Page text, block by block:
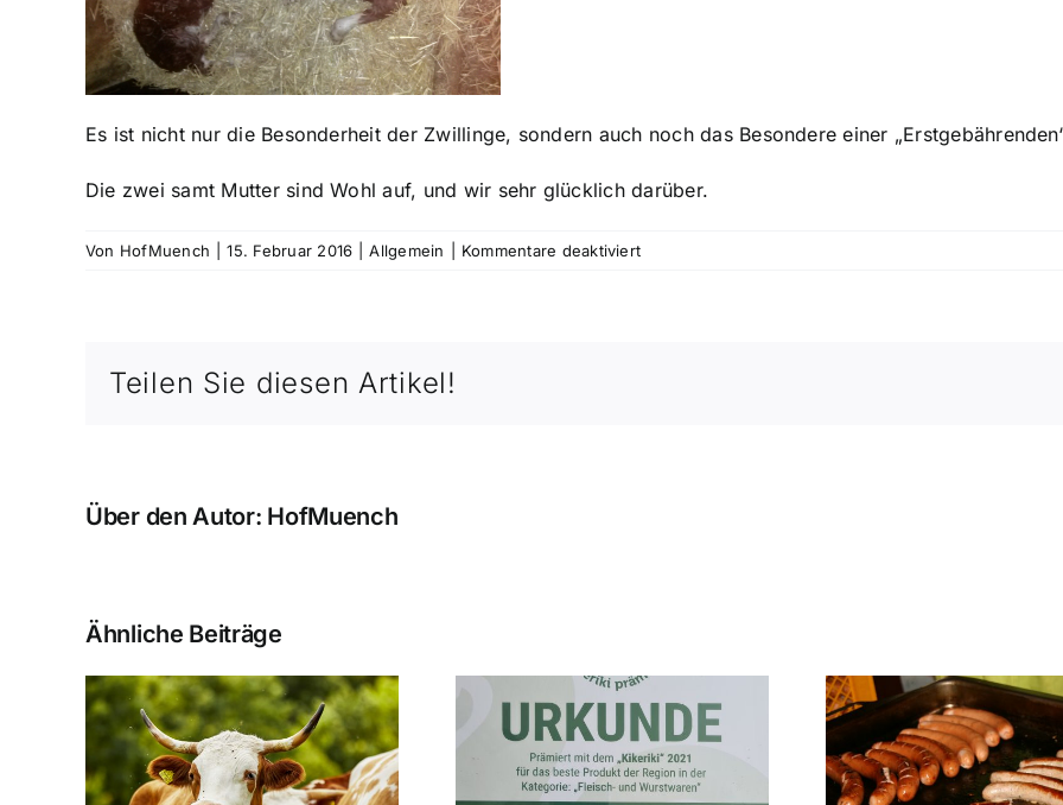
Es ist nicht nur die Besonderheit der Zwillinge, sondern auch noch das Besondere einer
Die zwei samt Mutter sind Wohl auf, und wir sehr glücklich darüber.
Von HofMuench 15. Februar 2016 Allgemein Kommentare deaktiviertfür
Teilen Sie diesen Artikel!
Über den Autor: HofMuench
Ähnliche Beiträge